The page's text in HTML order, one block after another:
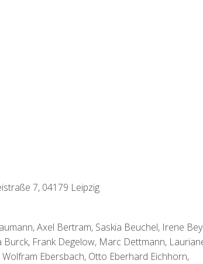
7, 04179 Leipzig
Axel Bertram, Saskia Beuchel, Irene
Frank Degelow, Marc Dettmann,
Ebersbach, Otto Eberhard Eichhorn,